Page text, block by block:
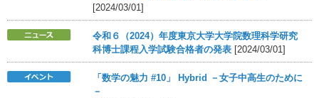
[2024/03/01]
令和６（2024）年度東京大学大学院数理科学研究
科博士課程入学試験合格者の発表 [2024/03/01]
「数学の魅力 #10」 Hybrid －女子中高生のために
－